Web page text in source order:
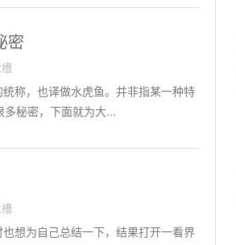
密
称，也译做水虎鱼。并非指某一种特
秘密，下面就为大...
想为自己总结一下，结果打开一看界